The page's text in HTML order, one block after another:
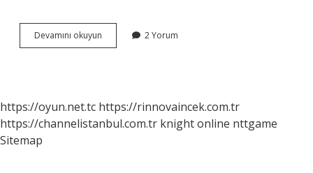
Devamını okuyun
Deli
2 Yorum
https://oyun.net.tc https://rinnovaincek.com.tr
https://channelistanbul.com.tr knight online nttgame
Sitemap